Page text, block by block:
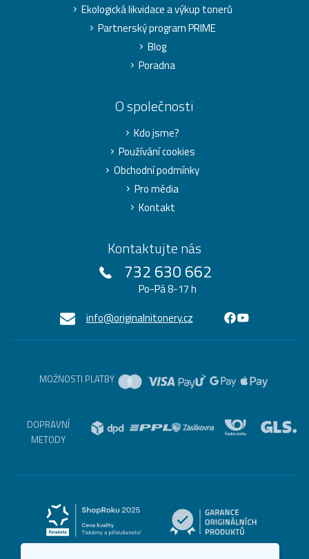
Ekologická likvidace a výkup tonerů
Partnerský program PRIME
Blog
Poradna
O společnosti
Kdo jsme?
Používání cookies
Obchodní podmínky
Pro média
Kontakt
Kontaktujte nás
732 630 662
Po-Pá 8-17 h
info@originalnitonery.cz
MOŽNOSTI PLATBY
DOPRAVNÍ
METODY